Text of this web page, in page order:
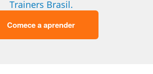
Trainers Brasil.
Comece a aprender